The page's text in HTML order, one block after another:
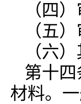
（四
（五
（六
第十
材料。一